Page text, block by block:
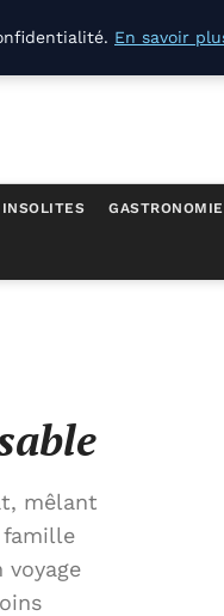
INSOLITES
mêlant
famille
En savoir